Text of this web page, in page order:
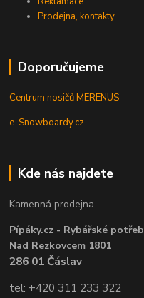
Prodejna, kontakty
Doporučujeme
Centrum nosičů MERENUS
e-Snowboardy.cz
Kde nás najdete
Kamenná prodejna
Pípáky.cz - Rybářské
Nad Rezkovcem 1801
286 01 Čáslav
tel: +420 311 233 322